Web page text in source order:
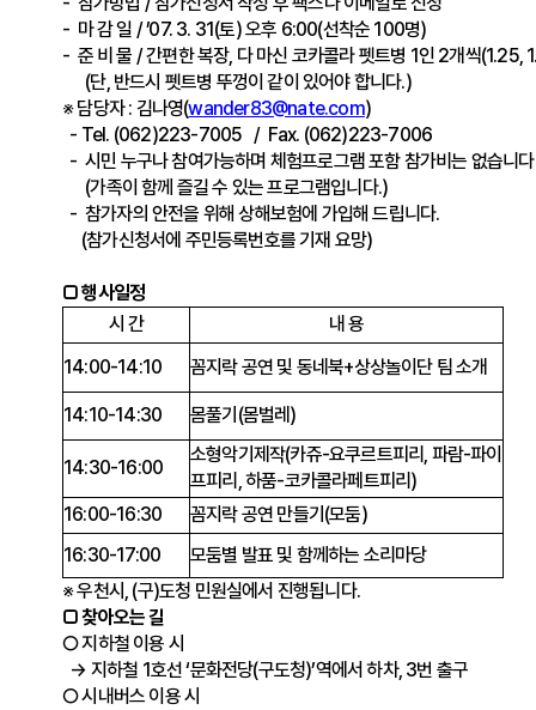
- 마 감 일 / ’07. 3. 31(토) 오후 6:00(선착순 100명)
- 준 비 물 / 간편한 복장, 다 마신 코카콜라 펫트병 1인 2개씩(1.25,
(단, 반드시 펫트병 뚜껑이 같이 있어야 합니다.)
※ 담당자 : 김나영(wander83@nate.com)
- Tel. (062)223-7005 / Fax. (062)223-7006
- 시민 누구나 참여가능하며 체험프로그램 포함 참가비는 없습니
(가족이 함께 즐길 수 있는 프로그램입니다.)
- 참가자의 안전을 위해 상해보험에 가입해 드립니다.
(참가신청서에 주민등록번호를 기재 요망)
□ 행사일정
시 간
내 용
14:00-14:10
꼼지락 공연 및 동네북+상상놀이단 팀 소개
14:10-14:30 몸풀기(몸벌레)
14:30-16:00
소형악기제작(카쥬-요쿠르트피리, 파람-파이
프피리, 하품-코카콜라페트피리)
16:00-16:30
꼼지락 공연 만들기(모둠)
16:30-17:00
모둠별 발표 및 함께하는 소리마당
※ 우천시, (구)도청 민원실에서 진행됩니다.
□ 찾아오는 길
○ 지하철 이용 시
→ 지하철 1호선 ‘문화전당(구도청)’역에서 하차, 3번 출구
○ 시내버스 이용 시